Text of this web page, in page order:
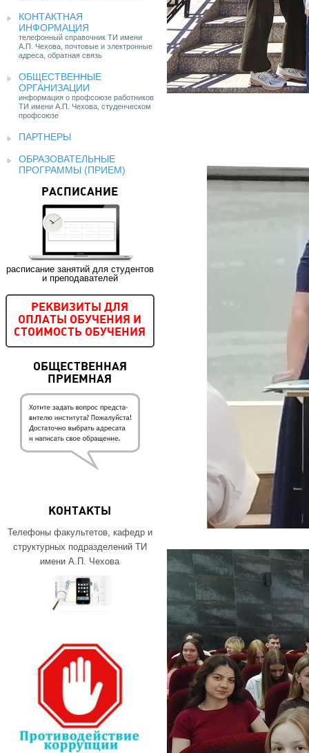
КОНТАКТНАЯ
ИНФОРМАЦИЯ
телефонный справочник ТИ имени
А.П. Чехова, почтовые и электронные
адреса, обратная связь
ОБЩЕСТВЕННЫЕ
ОРГАНИЗАЦИИ
информация о профсоюзе работников
ТИ имени А.П. Чехова, студенческом
профсоюзе
ПАРТНЕРЫ
ОБРАЗОВАТЕЛЬНЫЕ
ПРОГРАММЫ (ПРИЕМ)
РАСПИСАНИЕ
расписание занятий для студентов
и преподавателей
РЕКВИЗИТЫ ДЛЯ
ОПЛАТЫ ОБУЧЕНИЯ И
СТОИМОСТЬ ОБУЧЕНИЯ
ОБЩЕСТВЕННАЯ
ПРИЕМНАЯ
КОНТАКТЫ
Телефоны факультетов, кафедр и
структурных подразделений ТИ
имени А.П. Чехова